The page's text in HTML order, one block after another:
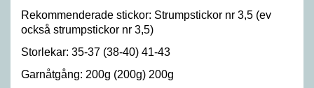
Rekommenderade stickor: Strumpstickor nr 3,5 (ev
också strumpstickor nr 3,5)
Storlekar: 35-37 (38-40) 41-43
Garnåtgång: 200g (200g) 200g